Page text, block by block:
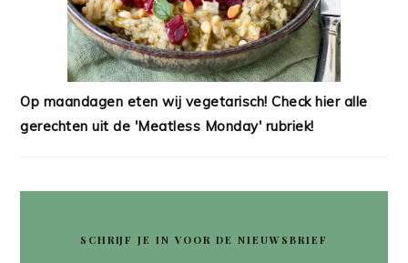
Op maandagen eten wij vegetarisch! Check hier alle
gerechten uit de 'Meatless Monday' rubriek!
SCHRIJF JE IN VOOR DE NIEUWSBRIEF